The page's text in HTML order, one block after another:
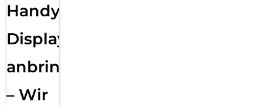
Handy
Displayfolie
anbringen
– Wir